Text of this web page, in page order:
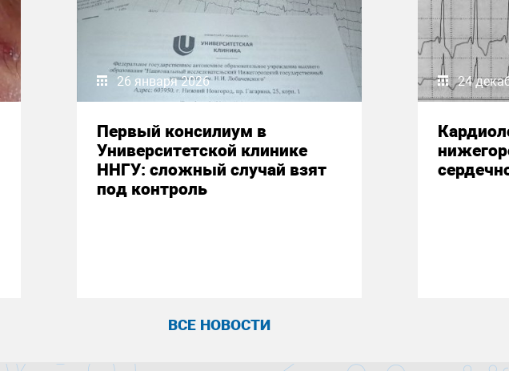
26 января 2026
Первый консилиум в
Университетской клинике
ННГУ: сложный случай взят
под контроль
24
ВСЕ НОВОСТИ